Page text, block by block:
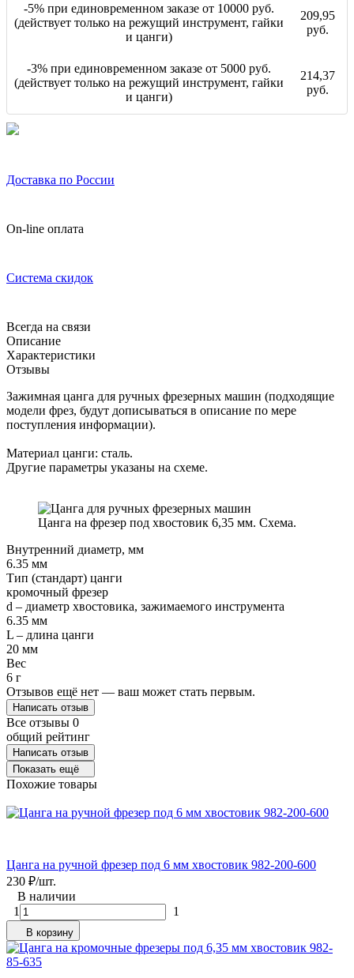
-5% при единовременном заказе от 10000 руб.
(действует только на режущий инструмент, гайки
и цанги)
209,95
руб.
-3% при единовременном заказе от 5000 руб.
(действует только на режущий инструмент, гайки
и цанги)
214,37
руб.
Доставка по России
On-line оплата
Система скидок
Всегда на связи
Описание
Характеристики
Отзывы
Зажимная цанга для ручных фрезерных машин (подходящие
модели фрез, будут дописываться в описание по мере
поступления информации).
Материал цанги: сталь.
Другие параметры указаны на схеме.
Цанга на фрезер под хвостовик 6,35 мм. Схема.
Внутренний диаметр, мм
6.35 мм
Тип (стандарт) цанги
кромочный фрезер
d – диаметр хвостовика, зажимаемого инструмента
6.35 мм
L – длина цанги
20 мм
Вес
6 г
Отзывов ещё нет — ваш может стать первым.
Написать отзыв
Все отзывы 0
общий рейтинг
Написать отзыв
Показать ещё
Похожие товары
Цанга на ручной фрезер под 6 мм хвостовик 982-200-600
230 ₽/шт.
В наличии
1
1
В корзину